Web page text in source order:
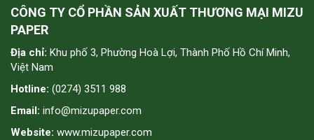
CÔNG TY CỔ PHẦN SẢN XUẤT THƯƠNG MẠI MIZU
PAPER
Địa chỉ: Khu phố 3, Phường Hoà Lợi, Thành Phố Hồ Chí Minh,
Việt Nam
Hotline: (0274) 3511 988
Email: info@mizupaper.com
Website: www.mizupaper.com